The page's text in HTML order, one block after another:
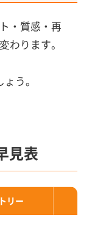
・質感・再
わります。
う。
見表
リー